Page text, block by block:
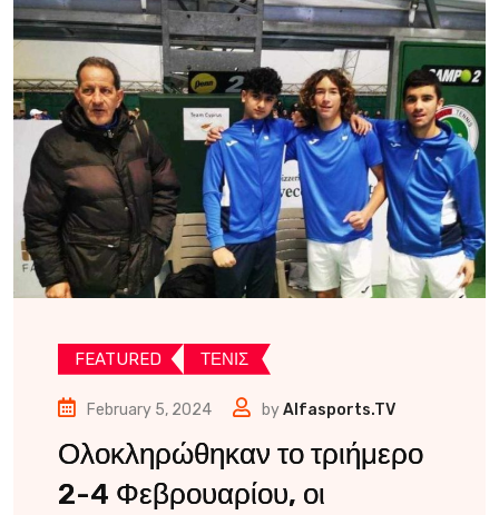
FEATURED ΤΕΝΙΣ
February 5, 2024 byAlfasports.TV
Ολοκληρώθηκαν το τριήμερο
2-4 Φεβρουαρίου, οι